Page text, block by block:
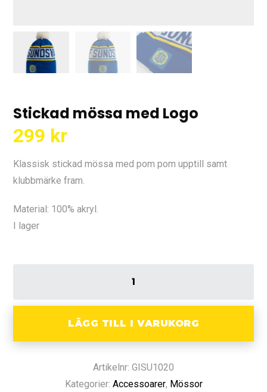
Stickad mössa med Logo
299 kr
Klassisk stickad mössa med pom pom upptill samt
klubbmärke fram.
Material: 100% akryl.
I lager
LÄGG TILL I VARUKORG
Artikelnr: GISU1020
Kategorier: Accessoarer, Mössor